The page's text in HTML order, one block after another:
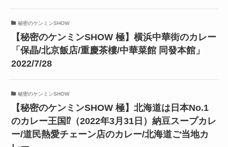
秘密のケンミンSHOW
【秘密のケンミンSHOW 極】横浜中華街のカレー
「保晶/北京飯店/重慶茶樓/中華菜館 同發本館」
2022/7/28
秘密のケンミンSHOW
【秘密のケンミンSHOW 極】北海道は日本No.1
のカレー王国⁉（2022年3月31日）納豆スープカレ
ー/道民熱愛チェーン店のカレー/北海道ご当地カ